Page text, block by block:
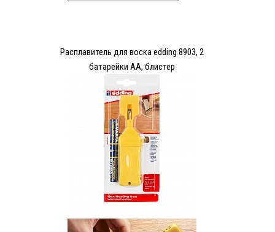
Расплавитель для воска edding 8903, 2
батарейки АА, блистер